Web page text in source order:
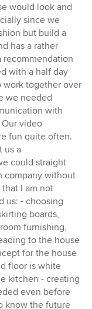
would look and
since we
but build a
has a rather
recommendation
with a half day
work together over
we needed
with
video
fun quite often.
us a
could straight
company without
I am not
us: - choosing
boards,
furnishing,
to the house
for the house
floor is white
kitchen - creating
even before
know the future